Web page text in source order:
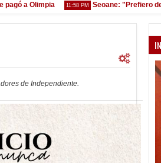
Olimpia 11:58 PM Seoane: "Prefiero dejar la
de Independiente.